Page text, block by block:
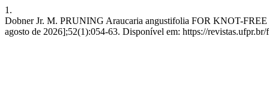
1.
Dobner Jr. M. PRUNING Araucaria angustifolia FOR KNOT-
agosto de 2026];52(1):054-63. Disponível em: https://